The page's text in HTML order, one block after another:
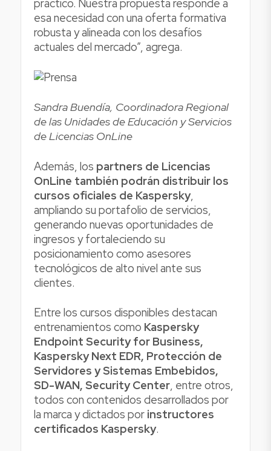
práctico. Nuestra propuesta responde a
esa necesidad con una oferta formativa
robusta y alineada con los desafíos
actuales del mercado”, agrega.
Sandra Buendía, Coordinadora Regional
de las Unidades de Educación y Servicios
de Licencias OnLine
Además, los partners de Licencias
OnLine también podrán distribuir los
cursos oficiales de Kaspersky,
ampliando su portafolio de servicios,
generando nuevas oportunidades de
ingresos y fortaleciendo su
posicionamiento como asesores
tecnológicos de alto nivel ante sus
clientes.
Entre los cursos disponibles destacan
entrenamientos como Kaspersky
Endpoint Security for Business,
Kaspersky Next EDR, Protección de
Servidores y Sistemas Embebidos,
SD-WAN, Security Center, entre otros,
todos con contenidos desarrollados por
la marca y dictados por instructores
certificados Kaspersky.